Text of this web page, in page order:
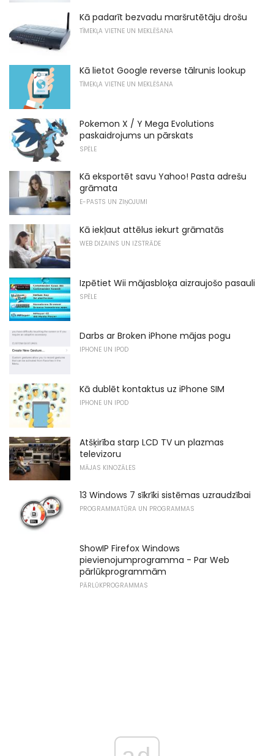
Kā padarīt bezvadu maršrutētāju drošu
TĪMEKĻA VIETNE UN MEKLĒŠANA
Kā lietot Google reverse tālrunis lookup
TĪMEKĻA VIETNE UN MEKLĒŠANA
Pokemon X / Y Mega Evolutions
paskaidrojums un pārskats
SPĒLE
Kā eksportēt savu Yahoo! Pasta adrešu
grāmata
E-PASTS UN ZIŅOJUMI
Kā iekļaut attēlus iekurt grāmatās
WEB DIZAINS UN IZSTRĀDE
Izpētiet Wii mājasbloķa aizraujošo pasauli
SPĒLE
Darbs ar Broken iPhone mājas pogu
IPHONE UN IPOD
Kā dublēt kontaktus uz iPhone SIM
IPHONE UN IPOD
Atšķirība starp LCD TV un plazmas
televizoru
MĀJAS KINOZĀLES
13 Windows 7 sīkrīki sistēmas uzraudzībai
PROGRAMMATŪRA UN PROGRAMMAS
ShowIP Firefox Windows
pievienojumprogramma - Par Web
pārlūkprogrammām
PĀRLŪKPROGRAMMAS